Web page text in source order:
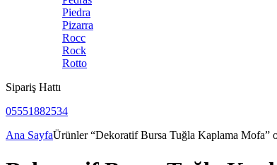
Piedra
Pizarra
Rocc
Rock
Rotto
Sipariş Hattı
05551882534
Ana SayfaÜrünler “Dekoratif Bursa Tuğla Kaplama Mofa”